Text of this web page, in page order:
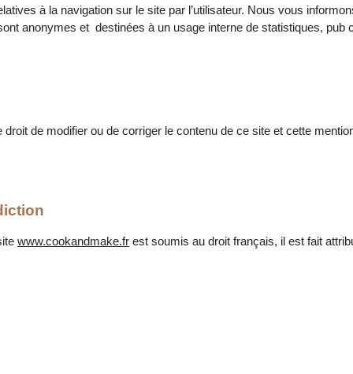
à la navigation sur le site par l’utilisateur. Nous vous
anonymes et destinées à un usage interne de statistiques, pub
de modifier ou de corriger le contenu de ce site et cette
www.cookandmake.fr est soumis au droit français, il est fait